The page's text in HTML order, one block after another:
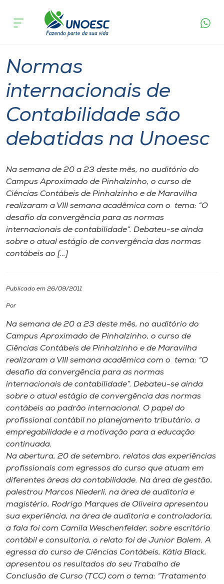
Cursos
Pesquisa
Atendimento ao Estudante
Portal de Ensino
A
Unoesc
Internacionalização
I.nova
Cultura
CPA
Biblioteca
Editora
Rádio
Museu
Unoesc
Store
Selecione
o idioma
acontece
Normas
internacionais de
Contabilidade são
debatidas na Unoesc
Na semana de 20 a 23 deste mês, no auditório do
Campus Aproximado de Pinhalzinho, o curso de
Ciências Contábeis de Pinhalzinho e de Maravilha
realizaram a VIII semana acadêmica com o tema: “O
desafio da convergência para as normas
internacionais de contabilidade”. Debateu-se ainda
sobre o atual estágio de convergência das normas
contábeis ao […]
Publicado em 26/09/2011
Por
Na semana de 20 a 23 deste mês, no auditório do
Campus Aproximado de Pinhalzinho, o curso de
Ciências Contábeis de Pinhalzinho e de Maravilha
realizaram a VIII semana acadêmica com o tema: “O
desafio da convergência para as normas
internacionais de contabilidade”. Debateu-se ainda
sobre o atual estágio de convergência das normas
contábeis ao padrão internacional. O papel do
profissional contábil no planejamento tributário, a
empregabilidade e a motivação para a educação
continuada.
Na abertura, 20 de setembro, relatos das experiências
profissionais com egressos do curso que atuam em
diferentes áreas da contabilidade. Na área de gestão,
palestrou Marcos Niederli, na área de auditoria e
magistério, Rodrigo Marques de Oliveira apresentou
sua experiência, na área de auditoria e controladoria,
a fala foi com Camila Weschenfelder, sobre escritório
contábil e consultoria, o relato foi de Junior Balem. A
egressa do curso de Ciências Contábeis, Kátia Black,
apresentou os resultados do seu Trabalho de
Conclusão de Curso (TCC) com o tema: “Tratamento